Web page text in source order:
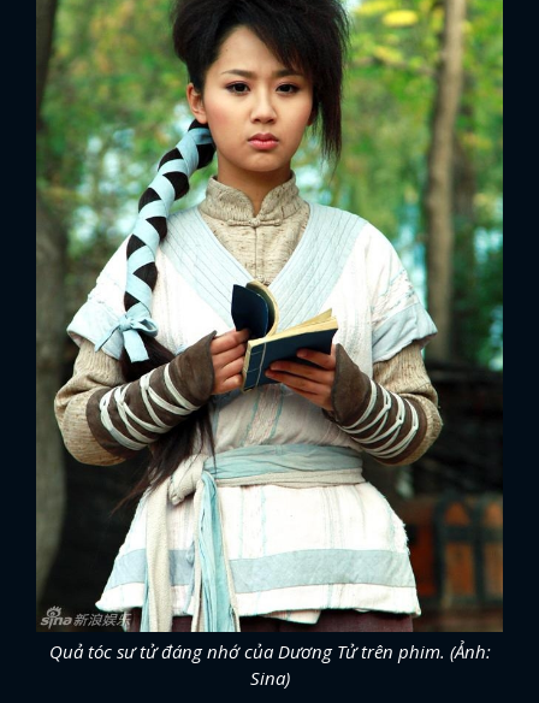
Quả tóc sư tử đáng nhớ của Dương Tử trên phim. (Ảnh:
Sina)